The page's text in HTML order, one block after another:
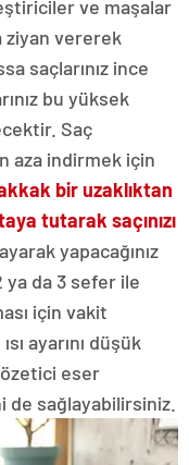
ve maşalar
ziyan vererek
saçlarınız ince
bu yüksek
Saç
aza indirmek için
bir uzaklıktan
tutarak saçınızı
yapacağınız
da 3 sefer ile
için vakit
ayarını düşük
eser
de sağlayabilirsiniz.